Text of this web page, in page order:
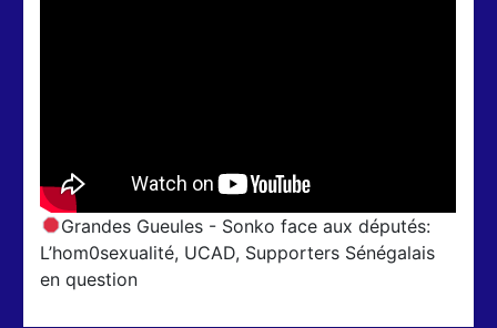
Grandes Gueules - Sonko face aux députés:
L’hom0sexualité, UCAD, Supporters Sénégalais
en question